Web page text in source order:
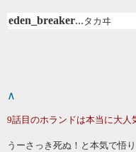
eden_breaker...タカヰ
∧
9話目のホランドは本当に大人
うーさっき死ぬ！と本気で悟り